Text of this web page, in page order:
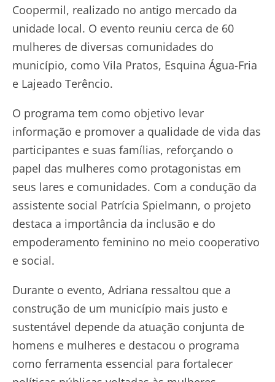
Coopermil, realizado no antigo mercado da
unidade local. O evento reuniu cerca de 60
mulheres de diversas comunidades do
município, como Vila Pratos, Esquina Água-Fria
e Lajeado Terêncio.
O programa tem como objetivo levar
informação e promover a qualidade de vida das
participantes e suas famílias, reforçando o
papel das mulheres como protagonistas em
seus lares e comunidades. Com a condução da
assistente social Patrícia Spielmann, o projeto
destaca a importância da inclusão e do
empoderamento feminino no meio cooperativo
e social.
Durante o evento, Adriana ressaltou que a
construção de um município mais justo e
sustentável depende da atuação conjunta de
homens e mulheres e destacou o programa
como ferramenta essencial para fortalecer